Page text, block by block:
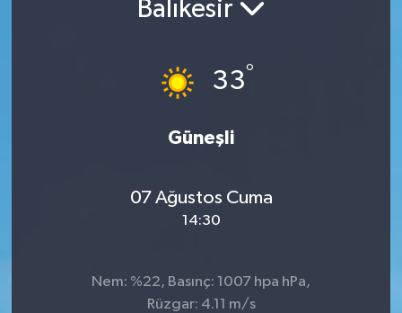
Balıkesir
33°
Güneşli
07 Ağustos Cuma
14:30
Nem: %22, Basınç: 1007 hpa hPa,
Rüzgar: 4.11 m/s
BİLİM VE TEKNOLOJİ